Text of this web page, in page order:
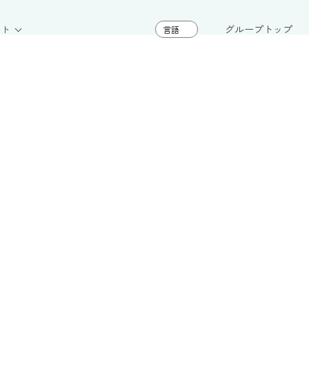
グループトップ